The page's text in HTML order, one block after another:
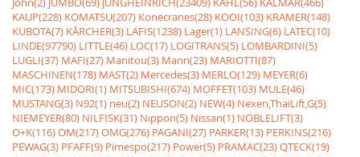
KAUP(228) KOMATSU(207) Konecranes(28) KOOI(103) KRAMER(148)
KUBOTA(7) KÃRCHER(3) LAFIS(1238) Lager(1) LANSING(6) LATEC(10)
LINDE(97790) LITTLE(46) LOC(17) LOGITRANS(5) LOMBARDINI(5)
LUGLI(37) MAFI(27) Manitou(3) Mann(23) MARIOTTI(87)
MASCHINEN(178) MAST(2) Mercedes(3) MERLO(129) MEYER(6)
MIC(173) MIDORI(1) MITSUBISHI(674) MOFFET(103) MULE(46)
MUSTANG(3) N92(1) neu(2) NEUSON(2) NEW(4) Nexen,ThaiLift,G(5)
NIEMEYER(80) NILFISK(31) Nippon(5) Nissan(1) NOBLELIFT(3)
O+K(116)OM(217)OMG(276) PAGANI(27) PARKER(13) PERKINS(216)
PEWAG(3) PFAFF(9) Pimespo(217) Power(5) PRAMAC(23)QTECK(19)